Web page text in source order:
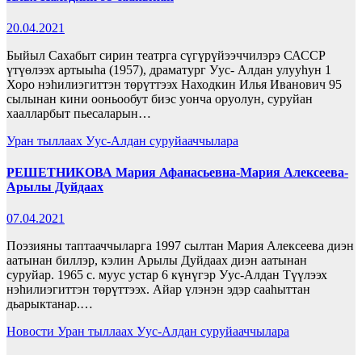
20.04.2021
Быйыл Сахабыт сирин театрга сүгүрүйээччилэрэ САССР
үтүөлээх артыыһа (1957), драматург Уус- Алдан улууһун 1
Хоро нэһилиэгиттэн төрүттээх Находкин Илья Иванович 95
сылынан кини ооньообут биэс уонча оруолун, суруйан
хаалларбыт пьесаларын…
Уран тыллаах Уус-Алдан суруйааччылара
РЕШЕТНИКОВА Мария Афанасьевна-Мария Алексеева-
Арылы Дуйдаах
07.04.2021
Поэзияны таптааччыларга 1997 сылтан Мария Алексеева диэн
аатынан биллэр, кэлин Арылы Дуйдаах диэн аатынан
суруйар. 1965 с. муус устар 6 күнүгэр Уус-Алдан Түүлээх
нэһилиэгиттэн төрүттээх. Айар үлэнэн эдэр сааһыттан
дьарыктанар.…
Новости Уран тыллаах Уус-Алдан суруйааччылара